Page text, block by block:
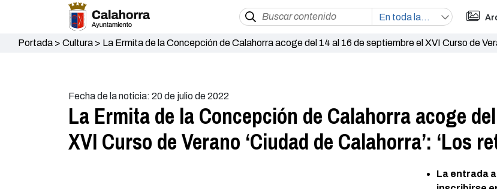
Portada> Cultura> La Ermita de la Concepción de Calahorra acoge del 14 al 16 de septiembre el XVI Curso de
Fecha de la noticia: 20 de julio de 2022
La Ermita de la Concepción de Calahorra acoge
XVI Curso de Verano ‘Ciudad de Calahorra’: ‘Los
La entrada